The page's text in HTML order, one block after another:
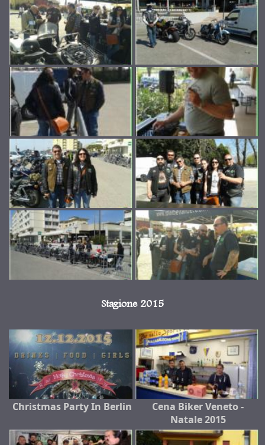
Stagione 2015
Christmas Party In Berlin
Cena Biker Veneto -
Natale 2015